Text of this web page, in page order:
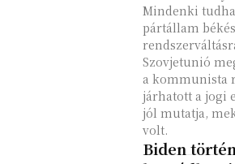
Mindenki
pártállam békés
Szovjetunió
a kommunista
járhatott a jogi
jól mutatja,
volt.
Biden